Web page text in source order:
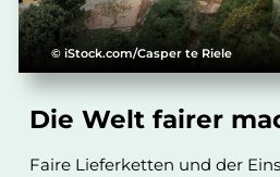
© iStock.com/Casper te Riele
Die Welt fairer
Faire Lieferketten und der